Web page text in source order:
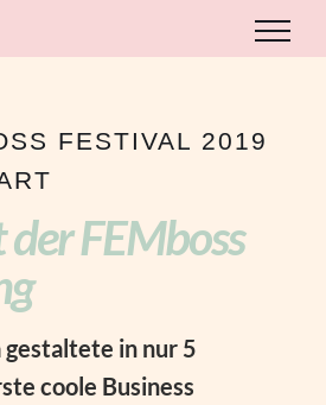
FESTIVAL 2019
FEMboss
in nur 5
coole Business